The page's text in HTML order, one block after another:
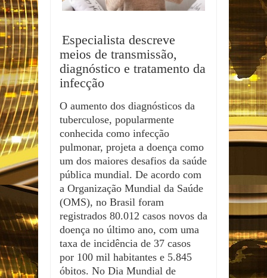
Especialista descreve
meios de transmissão,
diagnóstico e tratamento da
infecção
O aumento dos diagnósticos da
tuberculose, popularmente
conhecida como infecção
pulmonar, projeta a doença como
um dos maiores desafios da saúde
pública mundial. De acordo com
a Organização Mundial da Saúde
(OMS), no Brasil foram
registrados 80.012 casos novos da
doença no último ano, com uma
taxa de incidência de 37 casos
por 100 mil habitantes e 5.845
óbitos. No Dia Mundial de